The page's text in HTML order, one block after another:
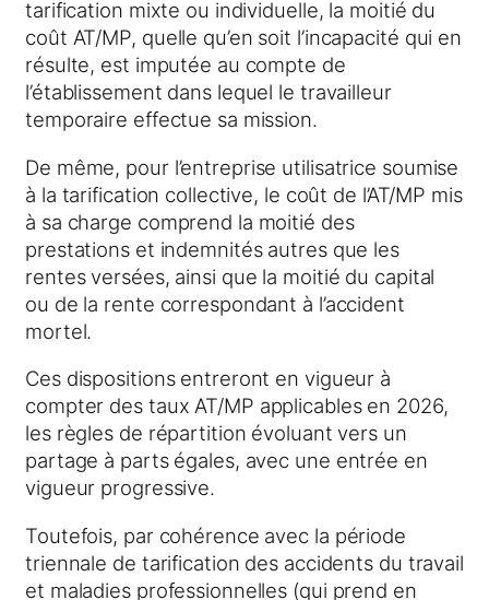
tarification mixte ou individuelle, la moitié du
coût AT/MP, quelle qu’en soit l’incapacité qui en
résulte, est imputée au compte de
l’établissement dans lequel le travailleur
temporaire effectue sa mission.
De même, pour l’entreprise utilisatrice soumise
à la tarification collective, le coût de l’AT/MP mis
à sa charge comprend la moitié des
prestations et indemnités autres que les
rentes versées, ainsi que la moitié du capital
ou de la rente correspondant à l’accident
mortel.
Ces dispositions entreront en vigueur à
compter des taux AT/MP applicables en 2026,
les règles de répartition évoluant vers un
partage à parts égales, avec une entrée en
vigueur progressive.
Toutefois, par cohérence avec la période
triennale de tarification des accidents du travail
et maladies professionnelles (qui prend en